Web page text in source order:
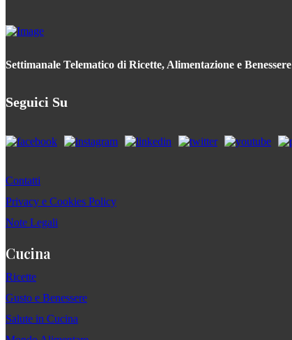
Settimanale Telematico di Ricette, Alimentazione e Benessere
Seguici Su
Contatti
Privacy e Cookies Policy
Note Legali
Cucina
Ricette
Gusto e Benessere
Salute in Cucina